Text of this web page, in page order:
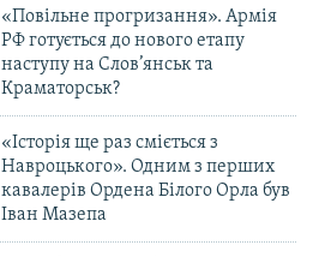
«Повільне прогризання». Армія
РФ готується до нового етапу
наступу на Слов’янськ та
Краматорськ?
«Історія ще раз сміється з
Навроцького». Одним з перших
кавалерів Ордена Білого Орла був
Іван Мазепа